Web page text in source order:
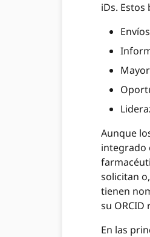
iDs. Estos
Aunque
integrado
solicitan
tienen
su
En las